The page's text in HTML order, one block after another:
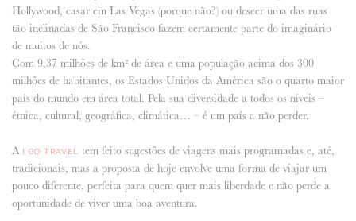
Hollywood, casar em Las Vegas (porque não?) ou descer uma das ruas
tão inclinadas de São Francisco fazem certamente parte do imaginário
de muitos de nós.
Com 9,37 milhões de km² de área e uma população acima dos 300
milhões de habitantes, os Estados Unidos da América são o quarto maior
país do mundo em área total. Pela sua diversidade a todos os níveis –
étnica, cultural, geográfica, climática… – é um país a não perder.
A I GO TRAVEL
tem feito sugestões de viagens mais programadas e, até,
tradicionais, mas a proposta de hoje envolve uma forma de viajar um
pouco diferente, perfeita para quem quer mais liberdade e não perde a
oportunidade de viver uma boa aventura.